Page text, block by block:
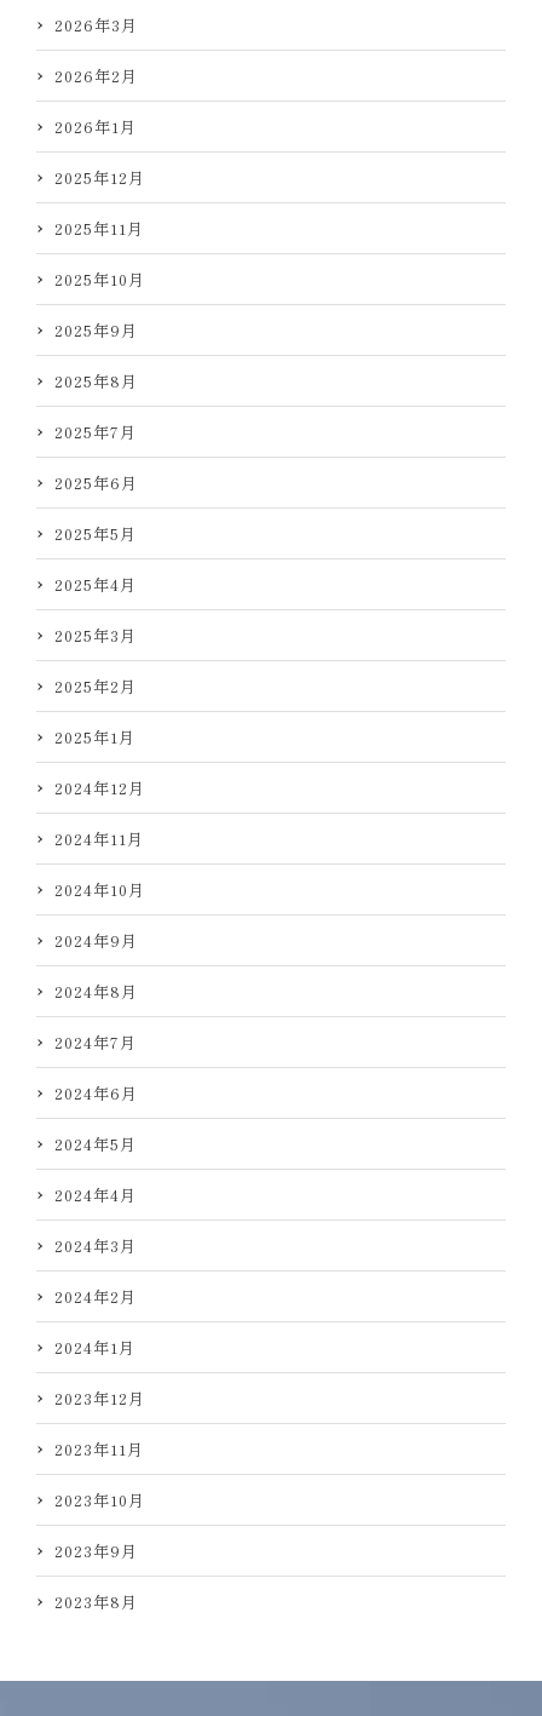
2026年3月
2026年2月
2026年1月
2025年12月
2025年11月
2025年10月
2025年9月
2025年8月
2025年7月
2025年6月
2025年5月
2025年4月
2025年3月
2025年2月
2025年1月
2024年12月
2024年11月
2024年10月
2024年9月
2024年8月
2024年7月
2024年6月
2024年5月
2024年4月
2024年3月
2024年2月
2024年1月
2023年12月
2023年11月
2023年10月
2023年9月
2023年8月